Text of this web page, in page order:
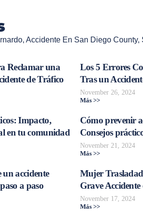
, Accidente En San Diego County,
Reclamar una
de Tráfico
Los 5 Errores
Tras un
November 26, 2024
Más >>
Impacto,
en tu comunidad
Cómo prevenir
Consejos
November 21, 2024
Más >>
un accidente
a paso
Mujer
Grave Accidente
November 17, 2024
Más >>